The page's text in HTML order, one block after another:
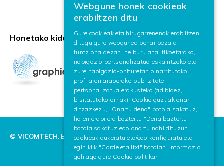
Honetako kidea:
© VICOMTECH. Eskubide guztiak erreserbaturik.
BASQUE
Webgune honek cookieak
erabiltzen ditu
Gure cookieak eta hirugarrenenak erabiltzen
ditugu gure webgunea behar bezala
funtziona dezan, helburu analitikoetarako,
nabigazio pertsonalizatua eskaintzeko eta
zure nabigazio-ohituretan oinarritutako
profilaren araberako publizitate
pertsonalizatua erakusteko (adibidez,
bisitatutako orriak). Cookie guztiak onar
ditzazkezu, "Onartu dena" botoia sakatuz,
haien erabilera baztertu "Dena baztertu"
botoia sakatuz edo onartu nahi dituzun
cookieak aukeratu eta/edo konfiguratu eta
egin klik "Gorde eta Itxi" botoian. Informazio
gehiago gure Cookie politikan